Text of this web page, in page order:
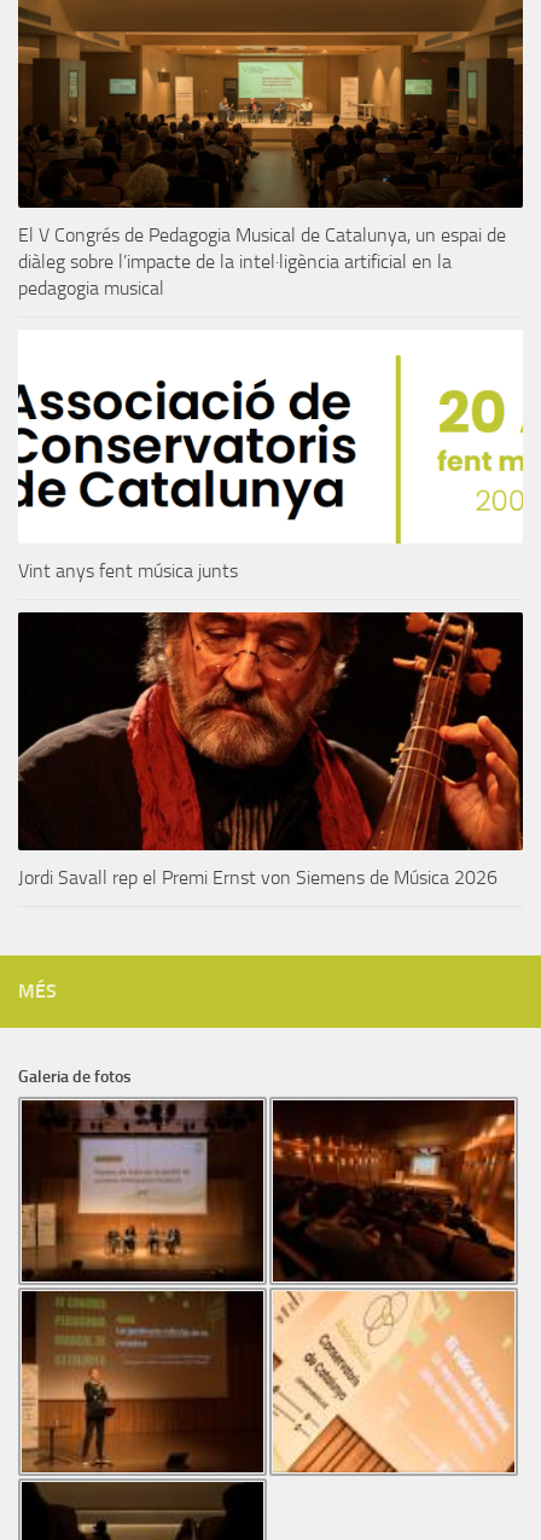
El V Congrés de Pedagogia Musical de Catalunya, un espai de
diàleg sobre l’impacte de la intel·ligència artificial en la
pedagogia musical
Vint anys fent música junts
Jordi Savall rep el Premi Ernst von Siemens de Música 2026
MÉS
Galeria de fotos